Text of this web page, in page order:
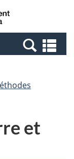
Canada
et
et